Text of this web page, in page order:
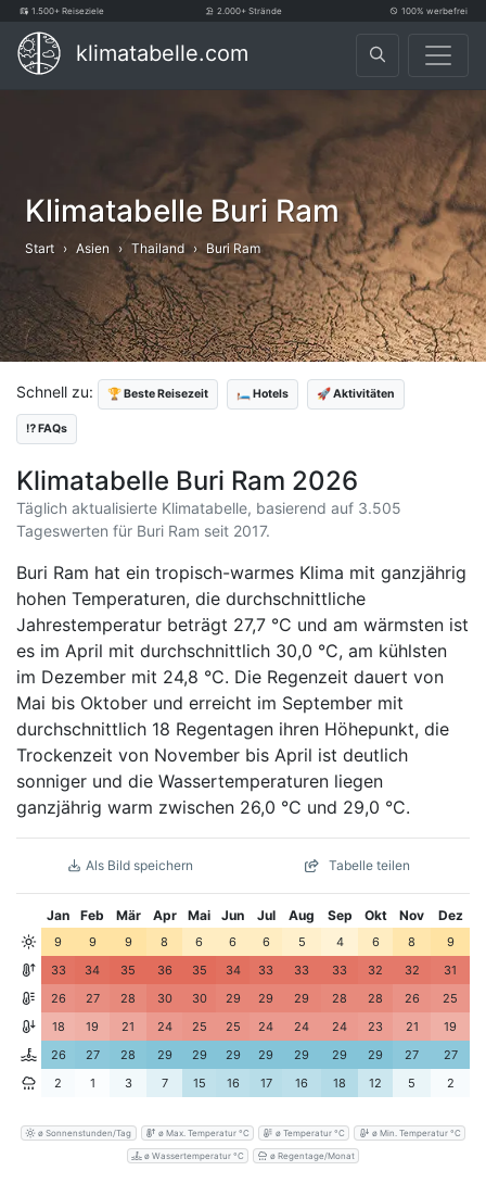
1.500+ Reiseziele 2.000+ Strände 100% werbefrei
klimatabelle.com
Klimatabelle Buri Ram
Start Asien Thailand Buri Ram
Schnell zu: 🏆 Beste Reisezeit 🛏️ Hotels 🚀 Aktivitäten
⁉️ FAQs
Klimatabelle Buri Ram 2026
Täglich aktualisierte Klimatabelle, basierend auf 3.505
Tageswerten für Buri Ram seit 2017.
Buri Ram hat ein tropisch-warmes Klima mit ganzjährig
hohen Temperaturen, die durchschnittliche
Jahrestemperatur beträgt 27,7 °C und am wärmsten ist
es im April mit durchschnittlich 30,0 °C, am kühlsten
im Dezember mit 24,8 °C. Die Regenzeit dauert von
Mai bis Oktober und erreicht im September mit
durchschnittlich 18 Regentagen ihren Höhepunkt, die
Trockenzeit von November bis April ist deutlich
sonniger und die Wassertemperaturen liegen
ganzjährig warm zwischen 26,0 °C und 29,0 °C.
Als Bild speichern Tabelle teilen
Jan Feb Mär Apr Mai Jun Jul Aug Sep Okt Nov Dez
9 9 9 8 6 6 6 5 4 6 8
9
33
34 35 36 35 34 33 33 33 32 32
31
26
27 28 30 30 29 29 29 28 28 26
25
18
19 21 24 25 25 24 24 24 23 21
19
26
27 28 29 29 29 29 29 29 29 27
27
2
1 3 7 15 16 17 16 18 12 5 2
ø Sonnenstunden/Tag ø Max. Temperatur °C ø Temperatur °C ø Min. Temperatur °C
ø Wassertemperatur °C ø Regentage/Monat